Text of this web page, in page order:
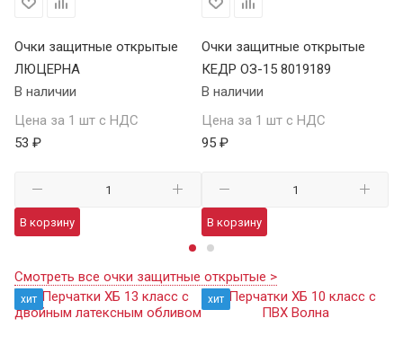
Очки защитные открытые
ЛЮЦЕРНА
В наличии
Цена за 1 шт с НДС
53 ₽
В корзину
Очки защитные открытые
КЕДР ОЗ-15 8019189
В наличии
Цена за 1 шт с НДС
95 ₽
В корзину
Смотреть все очки защитные открытые >
хит хит